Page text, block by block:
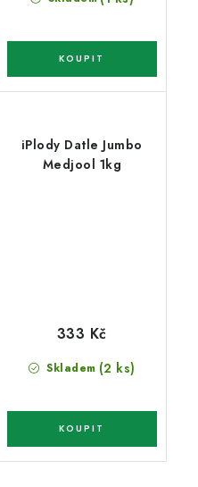
iPlody Datle Jumbo
Medjool 1kg
Skladem (2 ks)
333 Kč